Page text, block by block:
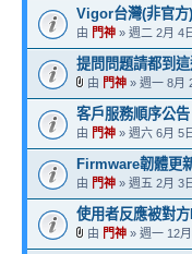
Vigor台灣(非官
由 門神 » 週二 2月 4
提問問題請都到
由 門神 » 週一 8月
客戶服務順序公
由 門神 » 週六 6月 5
Firmware韌體更
由 門神 » 週五 2月 3
使用者反應被對
由 門神 » 週一 12